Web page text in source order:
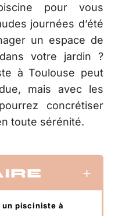
pour vous
journées d’été
un espace de
votre jardin ?
à Toulouse peut
mais avec les
concrétiser
toute sérénité.
un pisciniste à